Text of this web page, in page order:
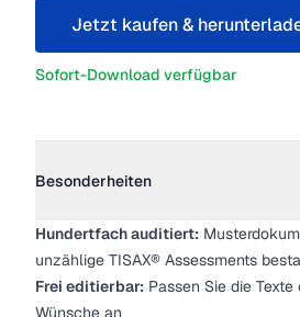
Jetzt kaufen &
Sofort-Download verfügbar
Besonderheiten
Hundertfach auditiert:
unzählige TISAX® Assessments
Frei editierbar: Passen Sie die
Wünsche an